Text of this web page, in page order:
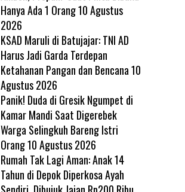
Hanya Ada 1 Orang10 Agustus
2026
KSAD Maruli di Batujajar: TNI AD
Harus Jadi Garda Terdepan
Ketahanan Pangan dan Bencana10
Agustus 2026
Panik! Duda di Gresik Ngumpet di
Kamar Mandi Saat Digerebek
Warga Selingkuh Bareng Istri
Orang10 Agustus 2026
Rumah Tak Lagi Aman: Anak 14
Tahun di Depok Diperkosa Ayah